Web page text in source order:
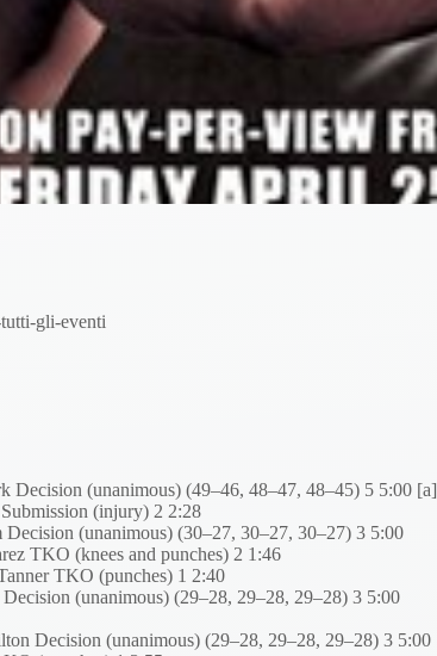
gli-eventi
Decision (unanimous) (49–46, 48–47, 48–45) 5 5:00 [a]
(injury) 2 2:28
(unanimous) (30–27, 30–27, 30–27) 3 5:00
TKO (knees and punches) 2 1:46
TKO (punches) 1 2:40
(unanimous) (29–28, 29–28, 29–28) 3 5:00
Decision (unanimous) (29–28, 29–28, 29–28) 3 5:00